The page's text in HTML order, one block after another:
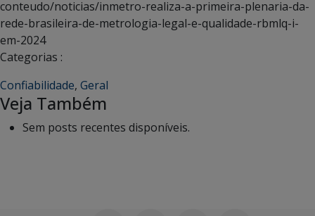
conteudo/noticias/inmetro-realiza-a-primeira-plenaria-da-
rede-brasileira-de-metrologia-legal-e-qualidade-rbmlq-i-
em-2024
Categorias :
Confiabilidade, Geral
Veja Também
Sem posts recentes disponíveis.